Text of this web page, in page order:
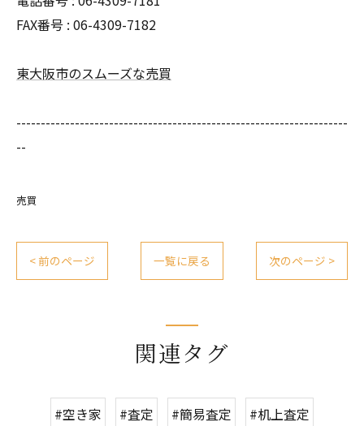
FAX番号 : 06-4309-7182
東大阪市のスムーズな売買
--------------------------------------------------------------------
--
売買
< 前のページ 一覧に戻る 次のページ >
関連タグ
#空き家 #査定 #簡易査定
#机上査定